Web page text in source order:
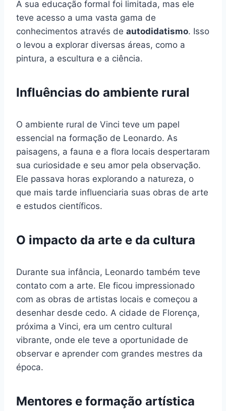
A sua educação formal foi limitada, mas ele
teve acesso a uma vasta gama de
conhecimentos através de autodidatismo. Isso
o levou a explorar diversas áreas, como a
pintura, a escultura e a ciência.
Influências do ambiente rural
O ambiente rural de Vinci teve um papel
essencial na formação de Leonardo. As
paisagens, a fauna e a flora locais despertaram
sua curiosidade e seu amor pela observação.
Ele passava horas explorando a natureza, o
que mais tarde influenciaria suas obras de arte
e estudos científicos.
O impacto da arte e da cultura
Durante sua infância, Leonardo também teve
contato com a arte. Ele ficou impressionado
com as obras de artistas locais e começou a
desenhar desde cedo. A cidade de Florença,
próxima a Vinci, era um centro cultural
vibrante, onde ele teve a oportunidade de
observar e aprender com grandes mestres da
época.
Mentores e formação artística